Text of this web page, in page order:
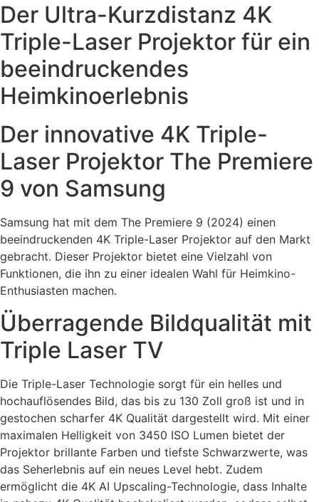
Der Ultra-Kurzdistanz 4K
Triple-Laser Projektor für ein
beeindruckendes
Heimkinoerlebnis
Der innovative 4K Triple-
Laser Projektor The Premiere
9 von Samsung
Samsung hat mit dem The Premiere 9 (2024) einen
beeindruckenden 4K Triple-Laser Projektor auf den Markt
gebracht. Dieser Projektor bietet eine Vielzahl von
Funktionen, die ihn zu einer idealen Wahl für Heimkino-
Enthusiasten machen.
Überragende Bildqualität mit
Triple Laser TV
Die Triple-Laser Technologie sorgt für ein helles und
hochauflösendes Bild, das bis zu 130 Zoll groß ist und in
gestochen scharfer 4K Qualität dargestellt wird. Mit einer
maximalen Helligkeit von 3450 ISO Lumen bietet der
Projektor brillante Farben und tiefste Schwarzwerte, was
das Seherlebnis auf ein neues Level hebt. Zudem
ermöglicht die 4K AI Upscaling-Technologie, dass Inhalte